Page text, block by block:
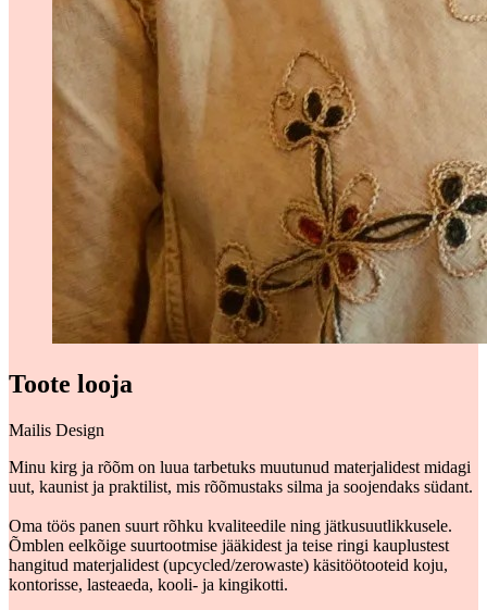
Toote looja
Mailis Design
Minu kirg ja rõõm on luua tarbetuks muutunud materjalidest midagi
uut, kaunist ja praktilist, mis rõõmustaks silma ja soojendaks südant.
Oma töös panen suurt rõhku kvaliteedile ning jätkusuutlikkusele.
Õmblen eelkõige suurtootmise jääkidest ja teise ringi kauplustest
hangitud materjalidest (upcycled/zerowaste) käsitöötooteid koju,
kontorisse, lasteaeda, kooli- ja kingikotti.